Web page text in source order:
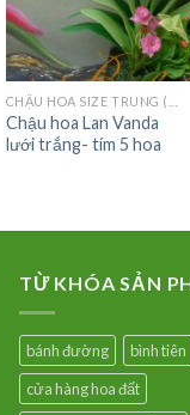
Chậu hoa Lan Vanda
lưới trắng- tím 5 hoa
TỪ KHÓA SẢN
bánh đường bình tiên
cửa hàng hoa đất